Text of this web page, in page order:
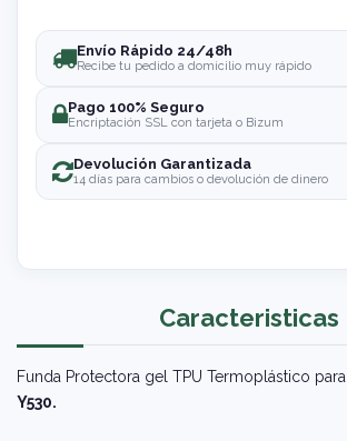
Envío Rápido 24/48h
Recibe tu pedido a domicilio muy rápido
Pago 100% Seguro
Encriptación SSL con tarjeta o Bizum
Devolución Garantizada
14 días para cambios o devolución de dinero
Caracteristicas
Funda Protectora gel TPU Termoplástico para
Y530.